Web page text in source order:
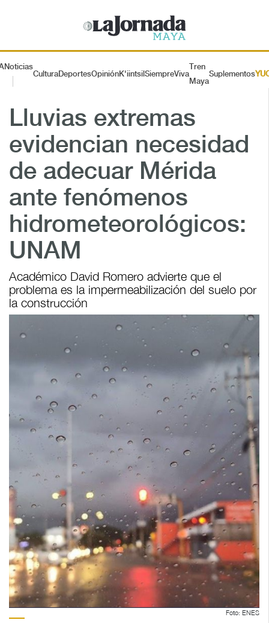
Noticias
CulturaDeportesOpiniónK'iintsil SiempreViva
Tren
Maya
Suplementos
Lluvias extremas
evidencian necesidad
de adecuar Mérida
ante fenómenos
hidrometeorológicos:
UNAM
Académico David Romero advierte que el
problema es la impermeabilización del suelo por
la construcción
Foto: ENES